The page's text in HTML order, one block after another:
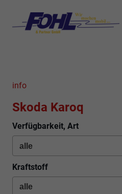
info
Skoda Karoq
Verfügbarkeit, Art
Kraftstoff